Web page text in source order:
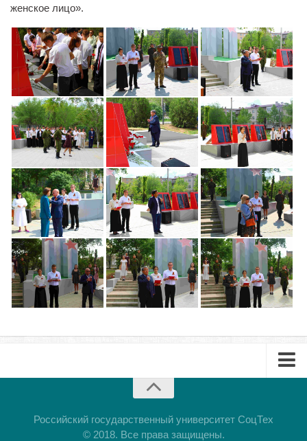
Демонстрационный экзамен
Родителям
Образовательный кредит
Памятка обучающимся
КФ РГУ СоцТех
Педагогические чтения памяти Т.Н. Чедыровой
ПЦК
ДПО
Лицензия
Рабочие программы
Перечень ДПО
Музей КФ РГУ СоцТех
Материалы научно-практических конференций
Нормативные документы
ФП “Молодые профессионалы”
женское лицо».
Презентация
Российский государственный университет СоцТех
© 2018. Все права защищены.